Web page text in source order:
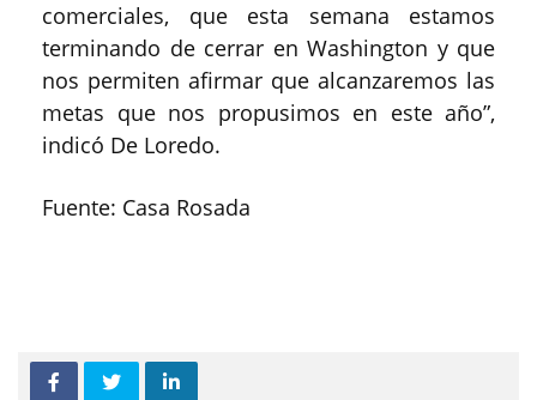
comerciales, que esta semana estamos
terminando de cerrar en Washington y que
nos permiten afirmar que alcanzaremos las
metas que nos propusimos en este año”,
indicó De Loredo.
Fuente: Casa Rosada